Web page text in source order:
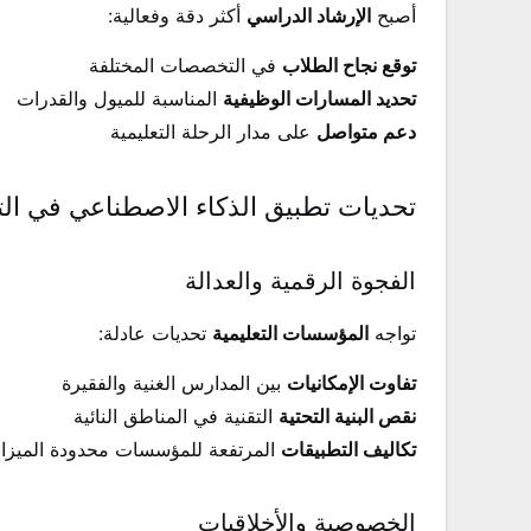
أصبح الإرشاد الدراسي أكثر دقة وفعالية:
توقع نجاح الطلاب في التخصصات المختلفة
تحديد المسارات الوظيفية المناسبة للميول والقدرات
دعم متواصل على مدار الرحلة التعليمية
تحديات تطبيق الذكاء الاصطناعي في
الفجوة الرقمية والعدالة
تواجه المؤسسات التعليمية تحديات عادلة:
تفاوت الإمكانيات بين المدارس الغنية والفقيرة
نقص البنية التحتية التقنية في المناطق النائية
تكاليف التطبيقات المرتفعة للمؤسسات محدودة
الخصوصية والأخلاقيات